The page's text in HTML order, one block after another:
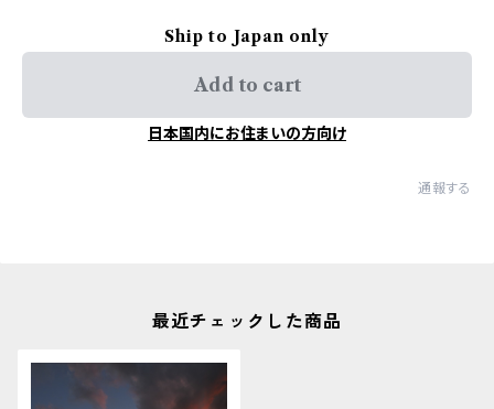
Ship to Japan only
Add to cart
日本国内にお住まいの方向け
通報する
最近チェックした商品